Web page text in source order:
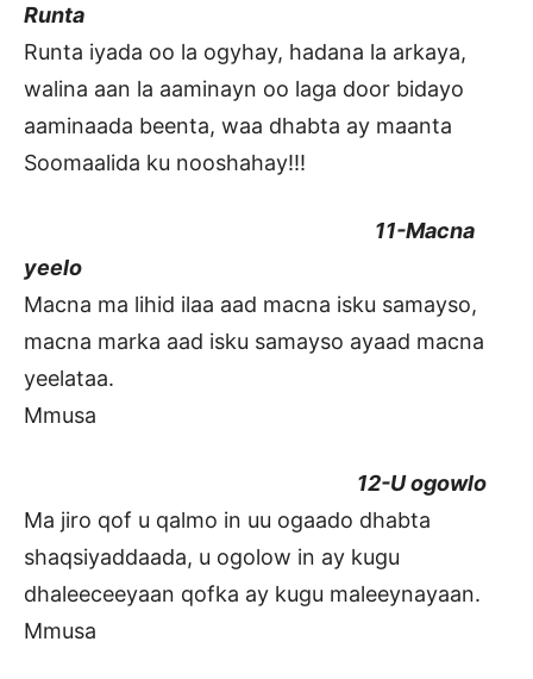
Runta
Runta iyada oo la ogyhay, hadana la arkaya,
walina aan la aaminayn oo laga door bidayo
aaminaada beenta, waa dhabta ay maanta
Soomaalida ku nooshahay!!!
11-Macna
yeelo
Macna ma lihid ilaa aad macna isku samayso,
macna marka aad isku samayso ayaad macna
yeelataa.
Mmusa
12-U ogowlo
Ma jiro qof u qalmo in uu ogaado dhabta
shaqsiyaddaada, u ogolow in ay kugu
dhaleeceeyaan qofka ay kugu maleeynayaan.
Mmusa